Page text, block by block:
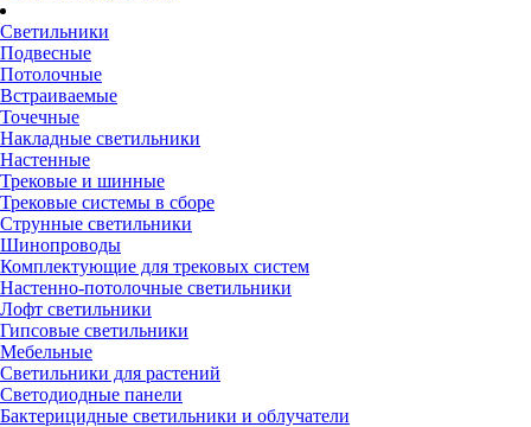
Светильники
Подвесные
Потолочные
Встраиваемые
Точечные
Накладные светильники
Настенные
Трековые и шинные
Трековые системы в сборе
Струнные светильники
Шинопроводы
Комплектующие для трековых систем
Настенно-потолочные светильники
Лофт светильники
Гипсовые светильники
Мебельные
Светильники для растений
Светодиодные панели
Бактерицидные светильники и облучатели